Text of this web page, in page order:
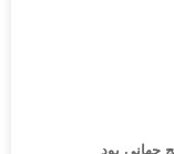
جهانی بود